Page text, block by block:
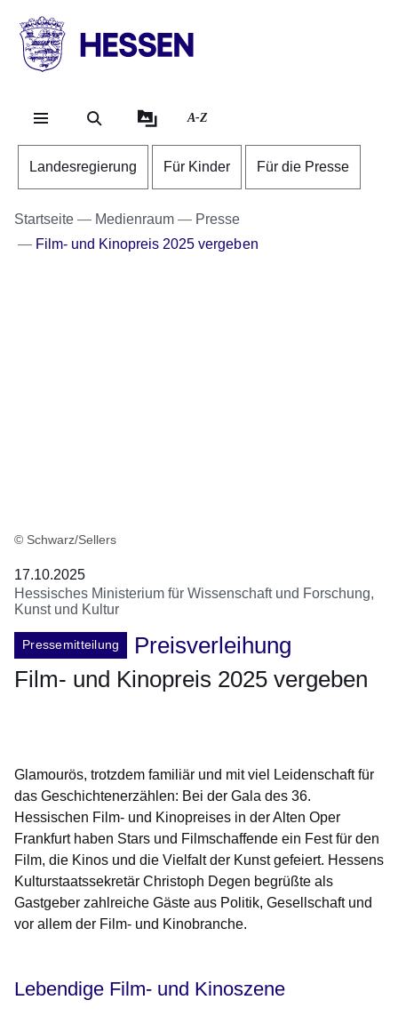
HESSEN
Landesregierung
A-Z
Landesregierung Für Kinder Für die Presse
Startseite Medienraum
Presse
Film- und Kinopreis 2025 vergeben
© Schwarz/Sellers
17.10.2025
Hessisches Ministerium für Wissenschaft und Forschung,
Kunst und Kultur
Pressemitteilung
Preisverleihung
Film- und Kinopreis 2025 vergeben
Glamourös, trotzdem familiär und mit viel Leidenschaft für
das Geschichtenerzählen: Bei der Gala des 36.
Hessischen Film- und Kinopreises in der Alten Oper
Frankfurt haben Stars und Filmschaffende ein Fest für den
Film, die Kinos und die Vielfalt der Kunst gefeiert. Hessens
Kulturstaatssekretär Christoph Degen begrüßte als
Gastgeber zahlreiche Gäste aus Politik, Gesellschaft und
vor allem der Film- und Kinobranche.
Lebendige Film- und Kinoszene